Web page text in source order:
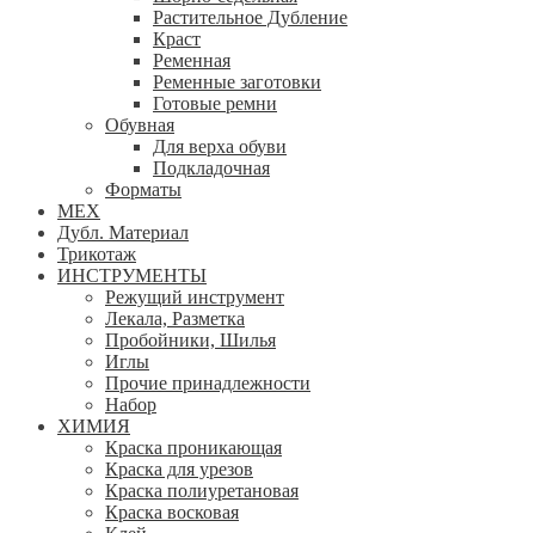
Растительное Дубление
Краст
Ременная
Ременные заготовки
Готовые ремни
Обувная
Для верха обуви
Подкладочная
Форматы
МЕХ
Дубл. Материал
Трикотаж
ИНСТРУМЕНТЫ
Режущий инструмент
Лекала, Разметка
Пробойники, Шилья
Иглы
Прочие принадлежности
Набор
ХИМИЯ
Краска проникающая
Краска для урезов
Краска полиуретановая
Краска восковая